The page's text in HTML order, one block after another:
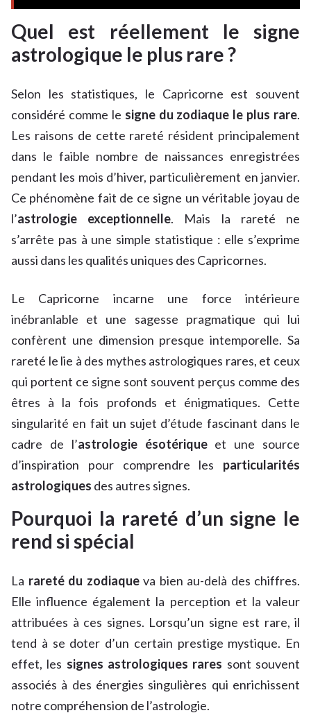
Quel est réellement le signe
astrologique le plus rare ?
Selon les statistiques, le Capricorne est souvent
considéré comme le signe du zodiaque le plus rare.
Les raisons de cette rareté résident principalement
dans le faible nombre de naissances enregistrées
pendant les mois d’hiver, particulièrement en janvier.
Ce phénomène fait de ce signe un véritable joyau de
l’astrologie exceptionnelle. Mais la rareté ne
s’arrête pas à une simple statistique : elle s’exprime
aussi dans les qualités uniques des Capricornes.
Le Capricorne incarne une force intérieure
inébranlable et une sagesse pragmatique qui lui
confèrent une dimension presque intemporelle. Sa
rareté le lie à des mythes astrologiques rares, et ceux
qui portent ce signe sont souvent perçus comme des
êtres à la fois profonds et énigmatiques. Cette
singularité en fait un sujet d’étude fascinant dans le
cadre de l’astrologie ésotériqueet une source
d’inspiration pour comprendre les particularités
astrologiques des autres signes.
Pourquoi la rareté d’un signe le
rend si spécial
La rareté du zodiaqueva bien au-delà des chiffres.
Elle influence également la perception et la valeur
attribuées à ces signes. Lorsqu’un signe est rare, il
tend à se doter d’un certain prestige mystique. En
effet, les signes astrologiques rares sont souvent
associés à des énergies singulières qui enrichissent
notre compréhension de l’astrologie.